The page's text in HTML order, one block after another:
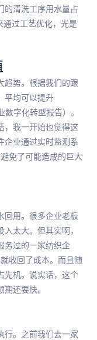
的清洗工序用水量占
通过工艺优化，光是
趋势。根据我们的跟
平均可以提升
数字化转型报告）。
，我一开始也觉得这
企业通过实时监测系
免了可能造成的巨大
回用。很多企业老板
太大。但其实啊，
务过的一家纺织企
收回了成本。而且随
先机。说实话，这个
还要快。
行。之前我们去一家